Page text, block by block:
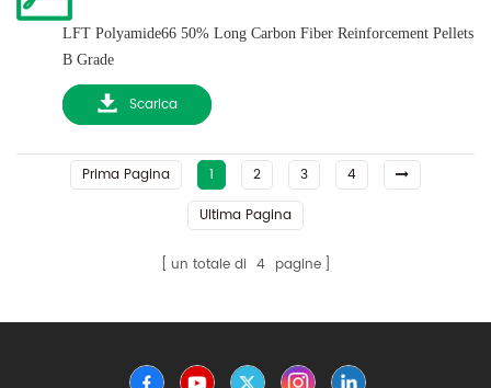
LFT Polyamide66 50% Long Carbon Fiber Reinforcement Pellets
B Grade
Scarica
Prima Pagina 1 2 3
4
Ultima Pagina
un totale di 4 pagine